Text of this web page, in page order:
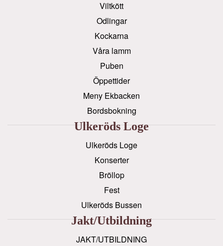
Viltkött
Odlingar
Kockarna
Våra lamm
Puben
Öppettider
Meny Ekbacken
Bordsbokning
Ulkeröds Loge
Ulkeröds Loge
Konserter
Bröllop
Fest
Ulkeröds Bussen
Jakt/utbildning
JAKT/UTBILDNING